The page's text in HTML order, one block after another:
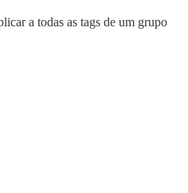
a todas as tags de um grupo